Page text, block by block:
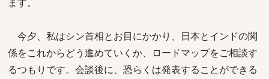
今夕、私はシン首相とお目にかかり、日本とインドの関
係をこれからどう進めていくか、ロードマップをご相談す
るつもりです。会談後に、恐らくは発表することができる